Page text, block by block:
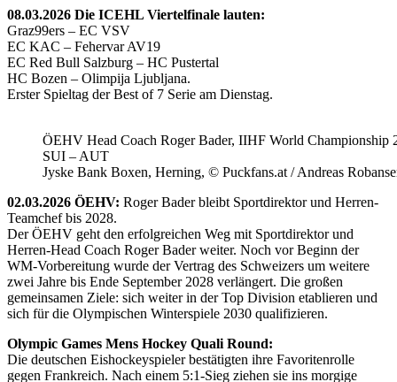
08.03.2026 Die ICEHL Viertelfinale lauten:
Graz99ers – EC VSV
EC KAC – Fehervar AV19
EC Red Bull Salzburg – HC Pustertal
HC Bozen – Olimpija Ljubljana.
Erster Spieltag der Best of 7 Serie am Dienstag.
ÖEHV Head Coach Roger Bader, IIHF World Championship
SUI – AUT
Jyske Bank Boxen, Herning, © Puckfans.at / Andreas
02.03.2026 ÖEHV: Roger Bader bleibt Sportdirektor und Herren-
Teamchef bis 2028.
Der ÖEHV geht den erfolgreichen Weg mit Sportdirektor und
Herren-Head Coach Roger Bader weiter. Noch vor Beginn der
WM-Vorbereitung wurde der Vertrag des Schweizers um weitere
zwei Jahre bis Ende September 2028 verlängert. Die großen
gemeinsamen Ziele: sich weiter in der Top Division etablieren und
sich für die Olympischen Winterspiele 2030 qualifizieren.
Olympic Games Mens Hockey Quali Round:
Die deutschen Eishockeyspieler bestätigten ihre Favoritenrolle
gegen Frankreich. Nach einem 5:1-Sieg ziehen sie ins morgige